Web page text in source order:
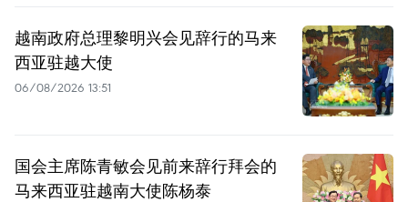
越南政府总理黎明兴会见辞行的马来
西亚驻越大使
06/08/2026 13:51
国会主席陈青敏会见前来辞行拜会的
马来西亚驻越南大使陈杨泰